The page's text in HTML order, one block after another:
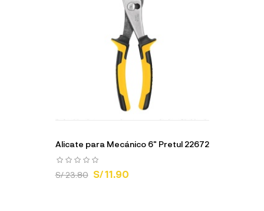
Alicate para Mecánico 6" Pretul 22672
S/ 23.80 S/ 11.90